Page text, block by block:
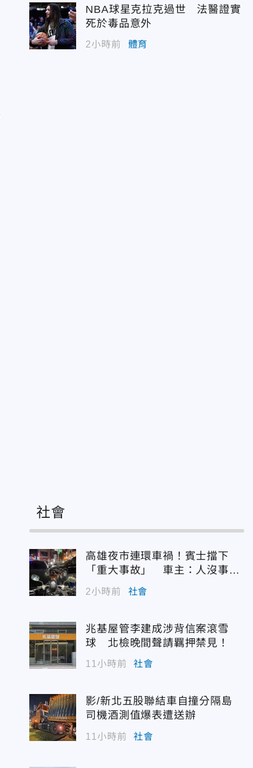
NBA球星克拉克過世 法醫證實
死於毒品意外
2小時前 體育
社會
高雄夜市連環車禍！賓士擋下
「重大事故」 車主：人沒事最
重要
2小時前 社會
兆基屋管李建成涉背信案滾雪
球 北檢晚間聲請羈押禁見！
11小時前 社會
影/新北五股聯結車自撞分隔島
司機酒測值爆表遭送辦
11小時前 社會